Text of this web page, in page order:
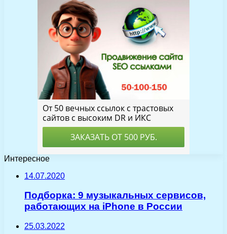
Интересное
14.07.2020
Подборка: 9 музыкальных сервисов,
работающих на iPhone в России
25.03.2022